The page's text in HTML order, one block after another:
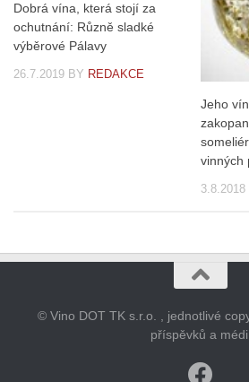
Dobrá vína, která stojí za
ochutnání: Různě sladké
výběrové Pálavy
26.7.2019 BY REDAKCE
Jeho
vinných
3.8.2018
© Vino DOT TK s.r.o. , jednotlivé
příspěvků a